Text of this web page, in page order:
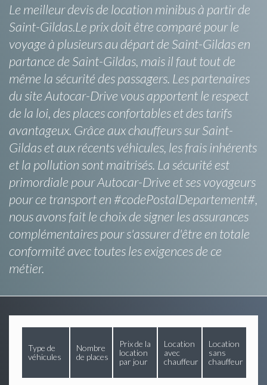
Le meilleur devis de location minibus à partir de
Saint-Gildas.Le prix doit être comparé pour le
voyage à plusieurs au départ de Saint-Gildas en
partance de Saint-Gildas, mais il faut tout de
même la sécurité des passagers. Les partenaires
du site Autocar-Drive vous apportent le respect
de la loi, des places confortables et des tarifs
avantageux. Grâce aux chauffeurs sur Saint-
Gildas et aux récents véhicules, les frais inhérents
et la pollution sont maitrisés. La sécurité est
primordiale pour Autocar-Drive et ses voyageurs
pour ce transport en #codePostalDepartement#,
nous avons fait le choix de signer les assurances
complémentaires pour s'assurer d'être en totale
conformité avec toutes les exigences de ce
métier.
Type de
véhicules
Nombre
de places
Prix de la
location
par jour
Location
avec
chauffeur
Location
sans
chauffeur